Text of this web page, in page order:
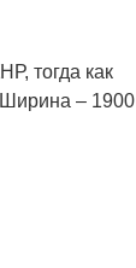
тогда как
Ширина – 1900